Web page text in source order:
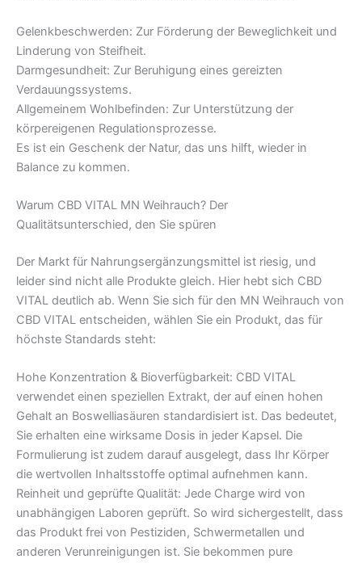
Gelenkbeschwerden: Zur Förderung der Beweglichkeit und
Linderung von Steifheit.
Darmgesundheit: Zur Beruhigung eines gereizten
Verdauungssystems.
Allgemeinem Wohlbefinden: Zur Unterstützung der
körpereigenen Regulationsprozesse.
Es ist ein Geschenk der Natur, das uns hilft, wieder in
Balance zu kommen.
Warum CBD VITAL MN Weihrauch? Der
Qualitätsunterschied, den Sie spüren
Der Markt für Nahrungsergänzungsmittel ist riesig, und
leider sind nicht alle Produkte gleich. Hier hebt sich CBD
VITAL deutlich ab. Wenn Sie sich für den MN Weihrauch von
CBD VITAL entscheiden, wählen Sie ein Produkt, das für
höchste Standards steht:
Hohe Konzentration & Bioverfügbarkeit: CBD VITAL
verwendet einen speziellen Extrakt, der auf einen hohen
Gehalt an Boswelliasäuren standardisiert ist. Das bedeutet,
Sie erhalten eine wirksame Dosis in jeder Kapsel. Die
Formulierung ist zudem darauf ausgelegt, dass Ihr Körper
die wertvollen Inhaltsstoffe optimal aufnehmen kann.
Reinheit und geprüfte Qualität: Jede Charge wird von
unabhängigen Laboren geprüft. So wird sichergestellt, dass
das Produkt frei von Pestiziden, Schwermetallen und
anderen Verunreinigungen ist. Sie bekommen pure